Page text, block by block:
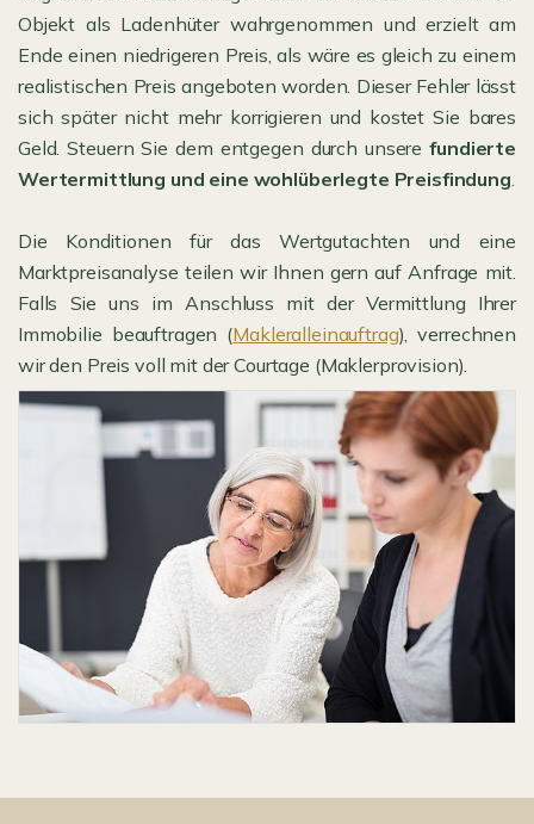
Objekt als Ladenhüter wahrgenommen und erzielt am
Ende einen niedrigeren Preis, als wäre es gleich zu einem
realistischen Preis angeboten worden. Dieser Fehler lässt
sich später nicht mehr korrigieren und kostet Sie bares
Geld. Steuern Sie dem entgegen durch unserefundierte
Wertermittlung und eine wohlüberlegte Preisfindung.
Die Konditionen für das Wertgutachten und eine
Marktpreisanalyse teilen wir Ihnen gern auf Anfrage mit.
Falls Sie uns im Anschluss mit der Vermittlung Ihrer
Immobilie beauftragen (Makleralleinauftrag), verrechnen
wir den Preis voll mit der Courtage (Maklerprovision).